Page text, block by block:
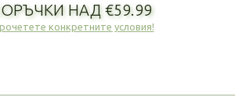
НАД €59.99
конкретните условия!